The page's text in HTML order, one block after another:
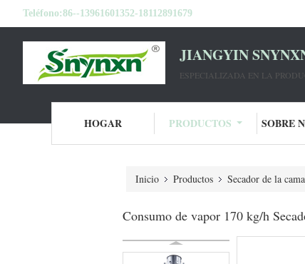
Teléfono:86--13961601352-18112891679
JIANGYIN
ESPECIALIZADA EN LA
HOGAR PRODUCTOS SOBRE
Inicio Productos Secador de la
Consumo de vapor 170 kg/h